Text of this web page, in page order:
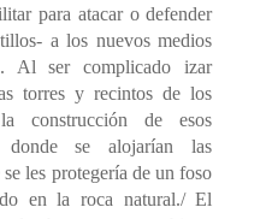
para atacar o defender
a los nuevos medios
Al ser complicado izar
torres y recintos de los
construcción de esos
donde se alojarían las
les protegería de un foso
en la roca natural./ El